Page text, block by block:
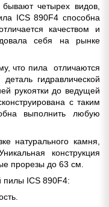
четырех видов,
ICS 890F4 способна
качеством и
себя на рынке
что пила отличаются
гидравлической
рукоятки до ведущей
с таким
выполнить любую
натурального камня,
конструкция
прорезы до 63 см.
пилы ICS 890F4: